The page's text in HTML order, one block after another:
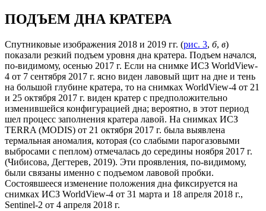
ПОДЪЕМ ДНА КРАТЕРА
Спутниковые изображения 2018 и 2019 гг. (рис. 3, б, в)
показали резкий подъем уровня дна кратера. Подъем начался,
по-видимому, осенью 2017 г. Если на снимке ИСЗ WorldView-
4 от 7 сентября 2017 г. ясно виден лавовый щит на дне и тень
на большой глубине кратера, то на снимках WorldView-4 от 21
и 25 октября 2017 г. виден кратер с предположительно
изменившейся конфигурацией дна; вероятно, в этот период
шел процесс заполнения кратера лавой. На снимках ИСЗ
TERRA (MODIS) от 21 октября 2017 г. была выявлена
термальная аномалия, которая (со слабыми парогазовыми
выбросами с пеплом) отмечалась до середины ноября 2017 г.
(Чибисова, Дегтерев, 2019). Эти проявления, по-видимому,
были связаны именно с подъемом лавовой пробки.
Состоявшееся изменение положения дна фиксируется на
снимках ИСЗ WorldView-4 от 31 марта и 18 апреля 2018 г.,
Sentinel-2 от 4 апреля 2018 г.